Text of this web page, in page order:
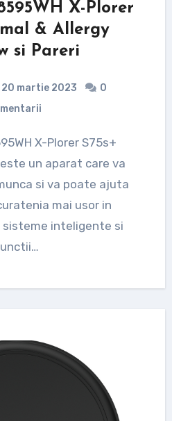
X-Plorer
& Allergy
si Pareri
20 martie 2023
0
un aparat care va
si va poate ajuta
mai usor in
sisteme inteligente si